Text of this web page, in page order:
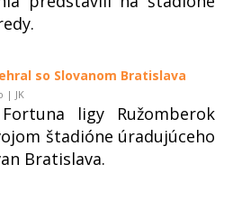
so Slovanom Bratislava
| JK
ligy Ružomberok
štadióne úradujúceho
Bratislava.